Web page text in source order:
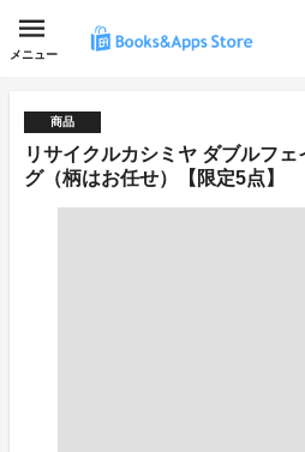
メニュー
商品
リサイクルカシミヤ ダブルフ
グ（柄はお任せ）【限定5点】